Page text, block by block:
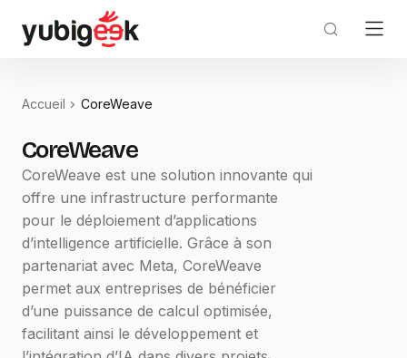
Accueil CoreWeave
CoreWeave
CoreWeave est une solution innovante qui
offre une infrastructure performante
pour le déploiement d’applications
d’intelligence artificielle. Grâce à son
partenariat avec Meta, CoreWeave
permet aux entreprises de bénéficier
d’une puissance de calcul optimisée,
facilitant ainsi le développement et